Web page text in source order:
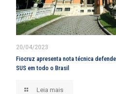
20/04/2023
Fiocruz apresenta nota técnica
SUS em todo o Brasil
Leia mais